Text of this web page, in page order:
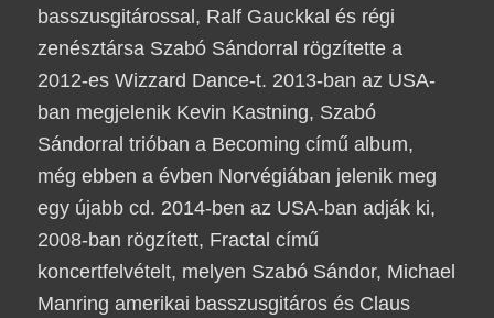
basszusgitárossal, Ralf Gauckkal és régi
zenésztársa Szabó Sándorral rögzítette a
2012-es Wizzard Dance-t. 2013-ban az USA-
ban megjelenik Kevin Kastning, Szabó
Sándorral trióban a Becoming című album,
még ebben a évben Norvégiában jelenik meg
egy újabb cd. 2014-ben az USA-ban adják ki,
2008-ban rögzített, Fractal című
koncertfelvételt, melyen Szabó Sándor, Michael
Manring amerikai basszusgitáros és Claus